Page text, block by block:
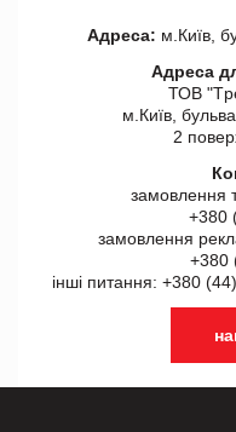
Адреса: м.Київ,
Адреса
ТОВ
м.Київ,
2
замовлення
+380
замовлення
+380
інші питання: +380